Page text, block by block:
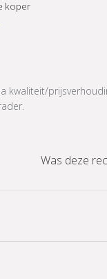
koper
kwaliteit/
Was deze